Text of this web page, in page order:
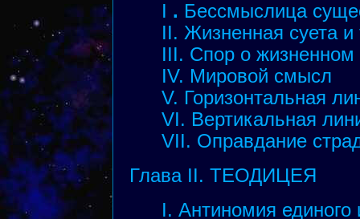
. Бессмыслица
II. Жизненная суета
III. Спор о жизненном
IV. Мировой смысл
V. Горизонтальная
VI. Вертикальная
VII. Оправдание
Глава II. ТЕОДИЦЕЯ
I. Антиномия